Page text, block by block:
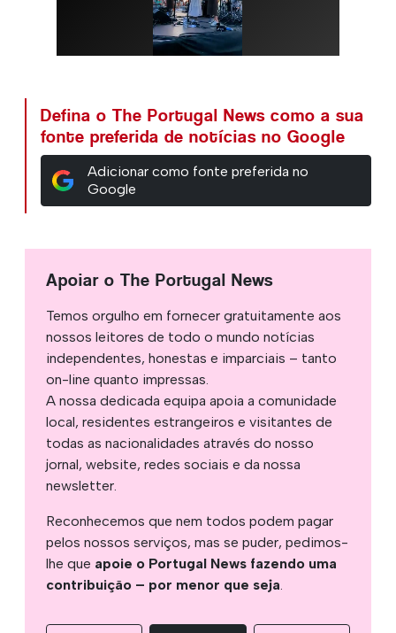
Defina o The Portugal News como a sua
fonte preferida de notícias no Google
Adicionar como fonte preferida no
Google
Apoiar o The Portugal News
Temos orgulho em fornecer gratuitamente aos
nossos leitores de todo o mundo notícias
independentes, honestas e imparciais – tanto
on-line quanto impressas.
A nossa dedicada equipa apoia a comunidade
local, residentes estrangeiros e visitantes de
todas as nacionalidades através do nosso
jornal, website, redes sociais e da nossa
newsletter.
Reconhecemos que nem todos podem pagar
pelos nossos serviços, mas se puder, pedimos-
lhe que apoie o Portugal News fazendo uma
contribuição – por menor que seja.